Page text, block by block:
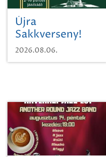
Újra
Sakkverseny!
2026.08.06.